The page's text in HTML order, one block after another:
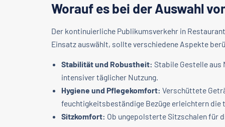
Worauf es bei der Auswahl
Der kontinuierliche Publikumsverkehr in
Einsatz auswählt, sollte verschiedene Aspekte
Stabilität und Robustheit: Stabile Gestelle aus
intensiver täglicher Nutzung.
Hygiene und Pflegekomfort: Verschüttete
feuchtigkeitsbeständige Bezüge erleichtern die
Sitzkomfort: Ob ungepolsterte Sitzschalen für